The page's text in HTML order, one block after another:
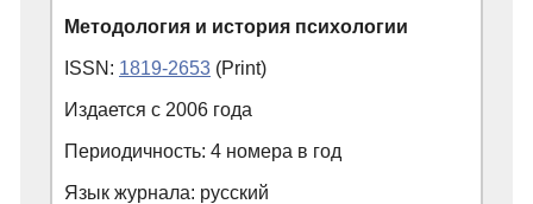
Методология и история психологии
ISSN: 1819-2653 (Print)
Издается с 2006 года
Периодичность: 4 номера в год
Язык журнала: русский